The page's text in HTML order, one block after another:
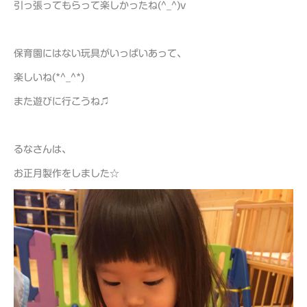
引っ張ってもらって楽しかったね(^_^)v
保育園にはない玩具がいっぱいあって、
楽しいね(*^_^*)
また遊びに行こうね♫
るなさんは、
お正月製作をしました☆